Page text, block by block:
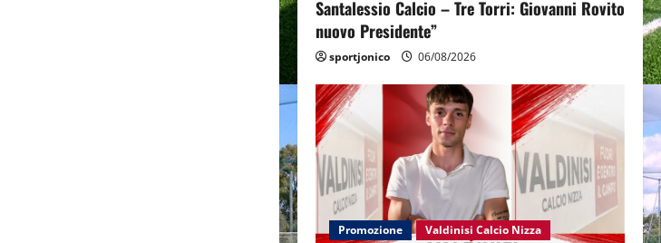
Santalessio Calcio – Tre Torri: Giovanni Rovito
nuovo Presidente”
sportjonico 06/08/2026
Promozione Valdinisi Calcio Nizza